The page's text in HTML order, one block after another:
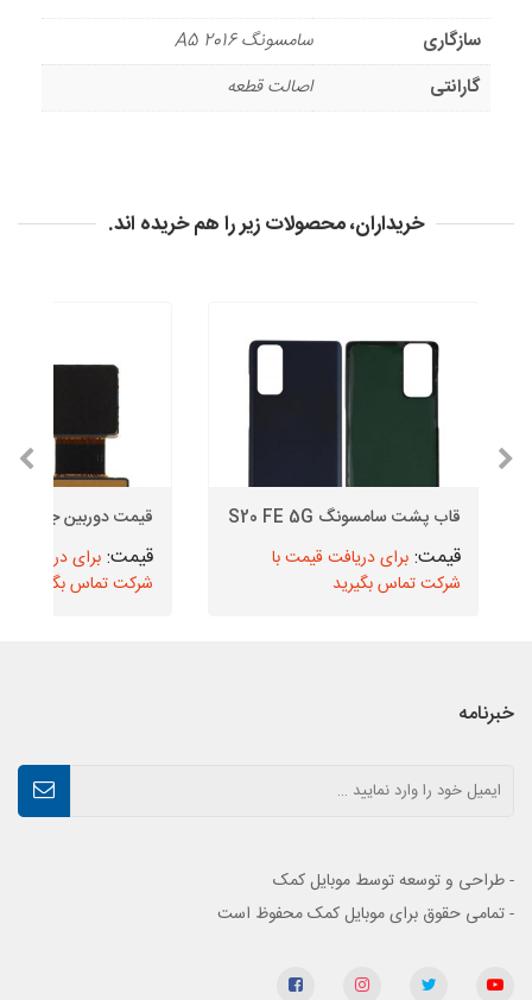
سازگاری
سامسونگ A5 2016
گارانتی
اصالت قطعه
خریداران، محصولات زیر را هم خریده اند.
قاب پشت سامسونگ S20 FE 5G
برای دریافت قیمت با
شرکت تماس بگیرید
قیمت دوربین جلو J6
برای دریافت
شرکت تماس بگیرید
خبرنامه
- طراحی و توسعه توسط موبایل کمک
- تمامی حقوق برای موبایل کمک محفوظ است